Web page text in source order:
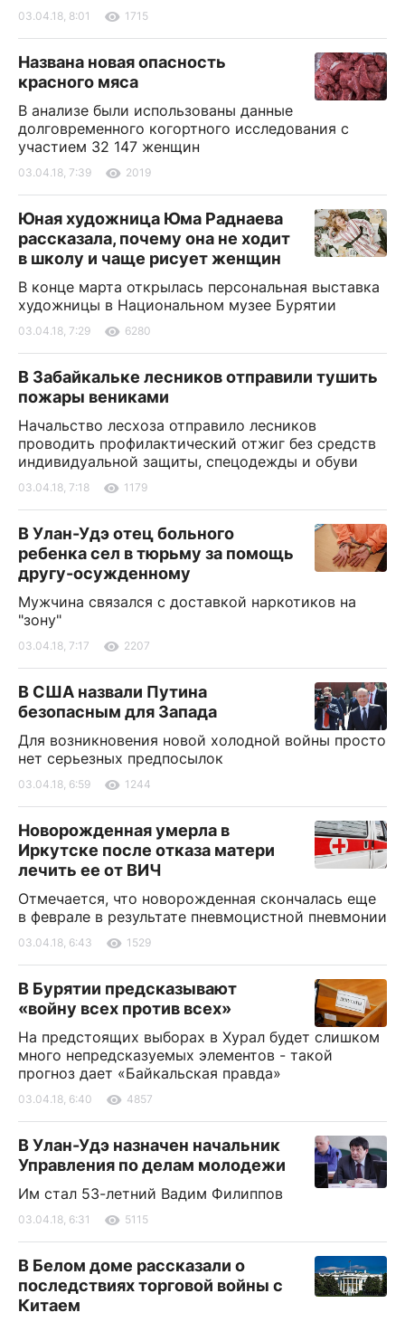
03.04.18, 8:01 1715
Названа новая опасность
красного мяса
В анализе были использованы данные
долговременного когортного исследования с
участием 32 147 женщин
03.04.18, 7:39 2019
Юная художница Юма Раднаева
рассказала, почему она не ходит
в школу и чаще рисует женщин
В конце марта открылась персональная выставка
художницы в Национальном музее Бурятии
03.04.18, 7:29 6280
В Забайкальке лесников отправили тушить
пожары вениками
Начальство лесхоза отправило лесников
проводить профилактический отжиг без средств
индивидуальной защиты, спецодежды и обуви
03.04.18, 7:18 1179
В Улан-Удэ отец больного
ребенка сел в тюрьму за помощь
другу-осужденному
Мужчина связался с доставкой наркотиков на
"зону"
03.04.18, 7:17 2207
В США назвали Путина
безопасным для Запада
Для возникновения новой холодной войны просто
нет серьезных предпосылок
03.04.18, 6:59 1244
Новорожденная умерла в
Иркутске после отказа матери
лечить ее от ВИЧ
Отмечается, что новорожденная скончалась еще
в феврале в результате пневмоцистной пневмонии
03.04.18, 6:43 1529
В Бурятии предсказывают
«войну всех против всех»
На предстоящих выборах в Хурал будет слишком
много непредсказуемых элементов - такой
прогноз дает «Байкальская правда»
03.04.18, 6:40 4857
В Улан-Удэ назначен начальник
Управления по делам молодежи
Им стал 53-летний Вадим Филиппов
03.04.18, 6:31 5115
В Белом доме рассказали о
последствиях торговой войны с
Китаем